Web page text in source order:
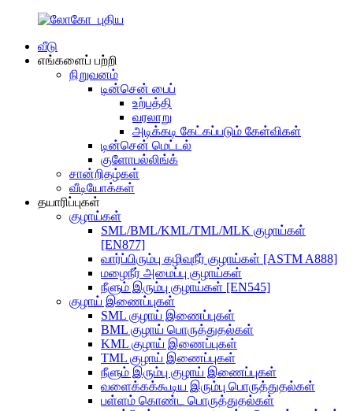
வீடு
எங்களைப் பற்றி
நிறுவனம்
டின்சென் பைப்
உற்பத்தி
வரலாறு
அடிக்கடி கேட்கப்படும் கேள்விகள்
டின்சென் மெட்டல்
குளோபல்லிங்க்
சான்றிதழ்கள்
வீடியோக்கள்
தயாரிப்புகள்
குழாய்கள்
SML/BML/KML/TML/MLK குழாய்கள்
[EN877]
வார்ப்பிரும்பு கழிவுநீர் குழாய்கள் [ASTM A888]
மழைநீர் அமைப்பு குழாய்கள்
நீளும் இரும்பு குழாய்கள் [EN545]
குழாய் இணைப்புகள்
SML குழாய் இணைப்புகள்
BML குழாய் பொருத்துதல்கள்
KML குழாய் இணைப்புகள்
TML குழாய் இணைப்புகள்
நீளும் இரும்பு குழாய் இணைப்புகள்
வளைக்கக்கூடிய இரும்பு பொருத்துதல்கள்
பள்ளம் கொண்ட பொருத்துதல்கள்